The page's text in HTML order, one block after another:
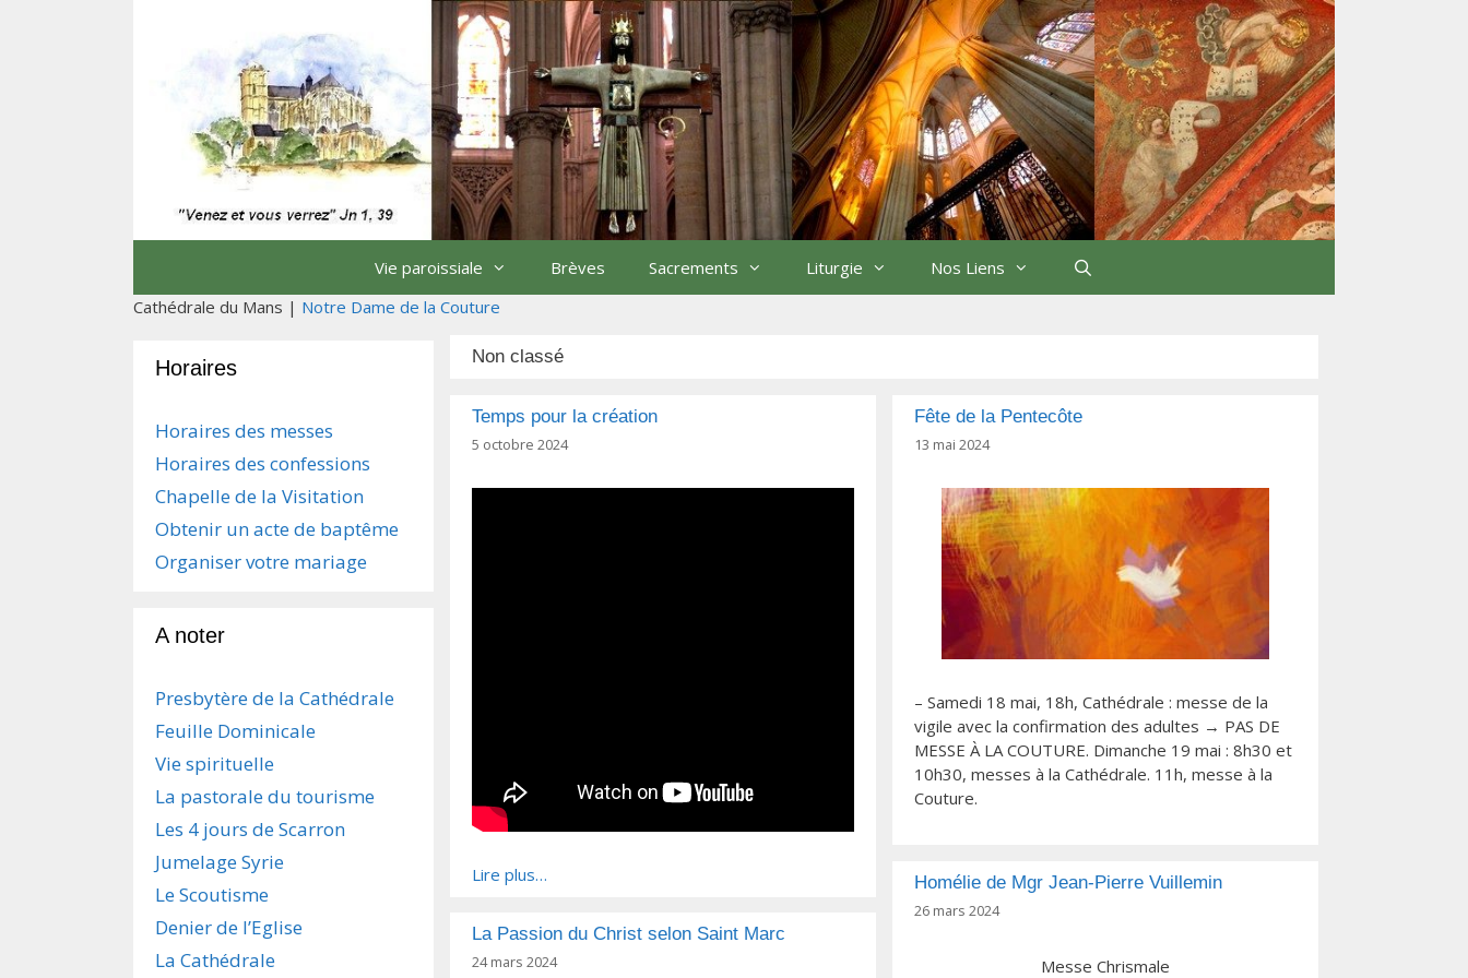
Vie paroissiale Brèves Sacrements Liturgie Nos Liens
Cathédrale du Mans | Notre Dame de la Couture
Non classé
Temps pour la création
5 octobre 2024
Lire plus…
Fête de la Pentecôte
13 mai 2024
– Samedi 18 mai, 18h, Cathédrale : messe de la
vigile avec la confirmation des adultes → PAS DE
MESSE À LA COUTURE. Dimanche 19 mai : 8h30 et
10h30, messes à la Cathédrale. 11h, messe à la
Couture.
Homélie de Mgr Jean-Pierre Vuillemin
26 mars 2024
Messe Chrismale
La Passion du Christ selon Saint Marc
24 mars 2024
Horaires
Horaires des messes
Horaires des confessions
Chapelle de la Visitation
Obtenir un acte de baptême
Organiser votre mariage
A noter
Presbytère de la Cathédrale
Feuille Dominicale
Vie spirituelle
La pastorale du tourisme
Les 4 jours de Scarron
Jumelage Syrie
Le Scoutisme
Denier de l’Eglise
La Cathédrale